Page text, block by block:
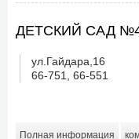
ДЕТСКИЙ САД
ул.Гайдара,16
66-751, 66-551
Полная информация